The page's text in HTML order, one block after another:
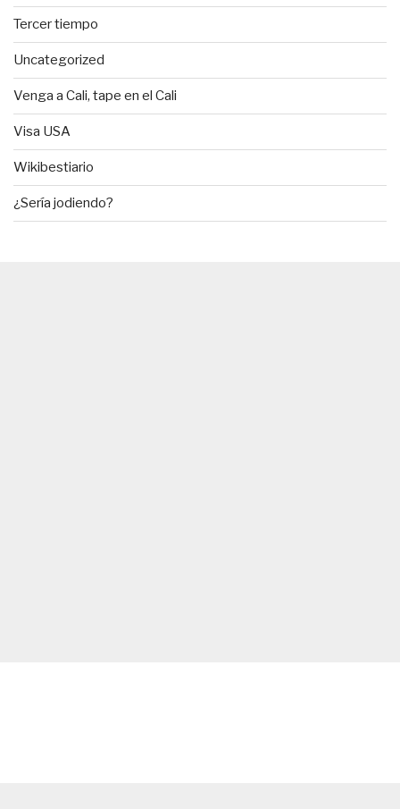
Tercer tiempo
Uncategorized
Venga a Cali, tape en el Cali
Visa USA
Wikibestiario
¿Sería jodiendo?